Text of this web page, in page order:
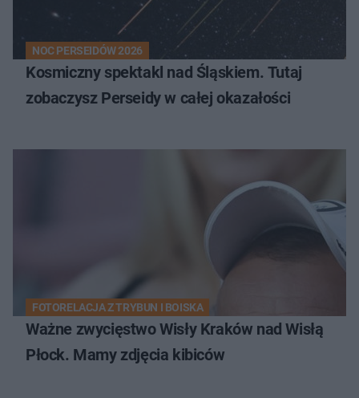
NOC PERSEIDÓW 2026
Kosmiczny spektakl nad Śląskiem. Tutaj
zobaczysz Perseidy w całej okazałości
FOTORELACJA Z TRYBUN I BOISKA
Ważne zwycięstwo Wisły Kraków nad Wisłą
Płock. Mamy zdjęcia kibiców